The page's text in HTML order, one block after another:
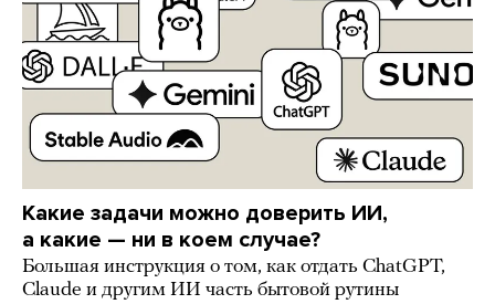
Какие задачи можно доверить ИИ,
а какие — ни в коем случае?
Большая инструкция о том, как отдать ChatGPT,
Claude и другим ИИ часть бытовой рутины